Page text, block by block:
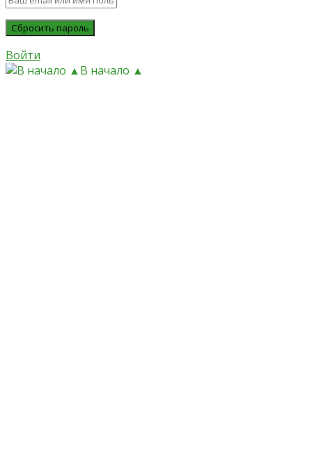
Войти
В начало ▲